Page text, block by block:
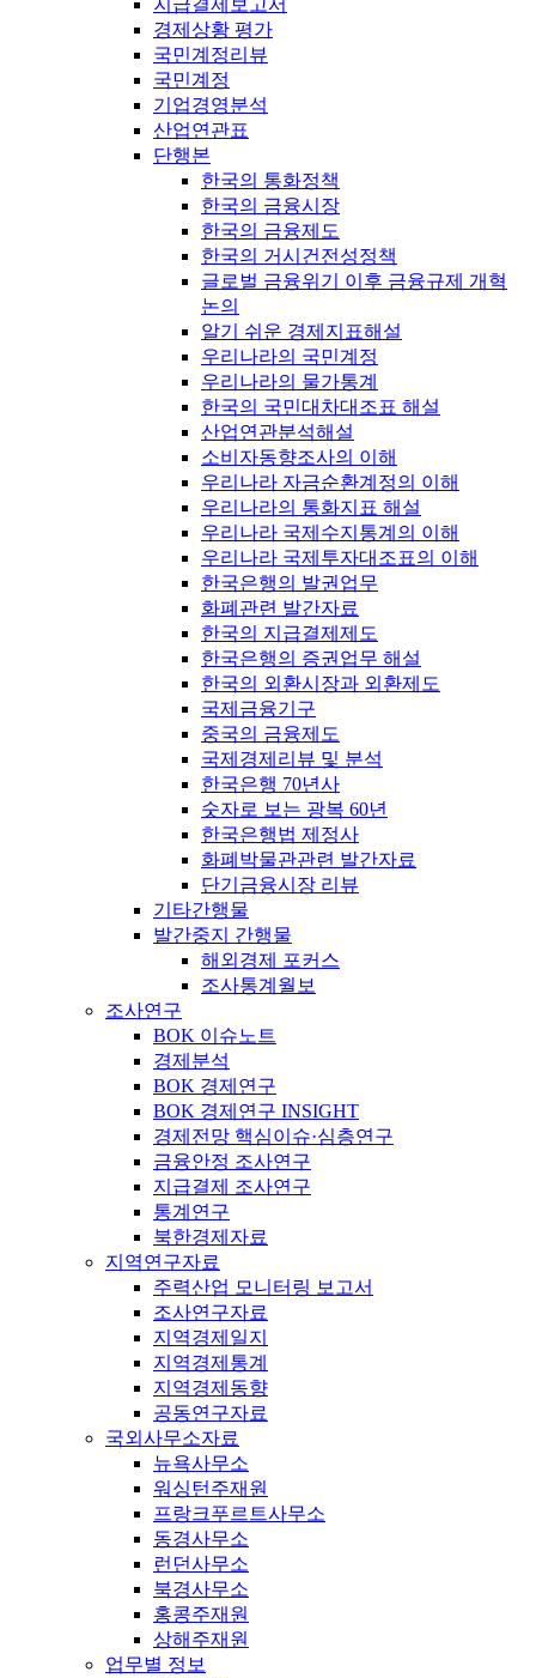
지급결제보고서
경제상황 평가
국민계정리뷰
국민계정
기업경영분석
산업연관표
단행본
한국의 통화정책
한국의 금융시장
한국의 금융제도
한국의 거시건전성정책
글로벌 금융위기 이후 금융규제 개혁
논의
알기 쉬운 경제지표해설
우리나라의 국민계정
우리나라의 물가통계
한국의 국민대차대조표 해설
산업연관분석해설
소비자동향조사의 이해
우리나라 자금순환계정의 이해
우리나라의 통화지표 해설
우리나라 국제수지통계의 이해
우리나라 국제투자대조표의 이해
한국은행의 발권업무
화폐관련 발간자료
한국의 지급결제제도
한국은행의 증권업무 해설
한국의 외환시장과 외환제도
국제금융기구
중국의 금융제도
국제경제리뷰 및 분석
한국은행 70년사
숫자로 보는 광복 60년
한국은행법 제정사
화폐박물관관련 발간자료
단기금융시장 리뷰
기타간행물
발간중지 간행물
해외경제 포커스
조사통계월보
조사연구
BOK 이슈노트
경제분석
BOK 경제연구
BOK 경제연구 INSIGHT
경제전망 핵심이슈·심층연구
금융안정 조사연구
지급결제 조사연구
통계연구
북한경제자료
지역연구자료
주력산업 모니터링 보고서
조사연구자료
지역경제일지
지역경제통계
지역경제동향
공동연구자료
국외사무소자료
뉴욕사무소
워싱턴주재원
프랑크푸르트사무소
동경사무소
런던사무소
북경사무소
홍콩주재원
상해주재원
업무별 정보